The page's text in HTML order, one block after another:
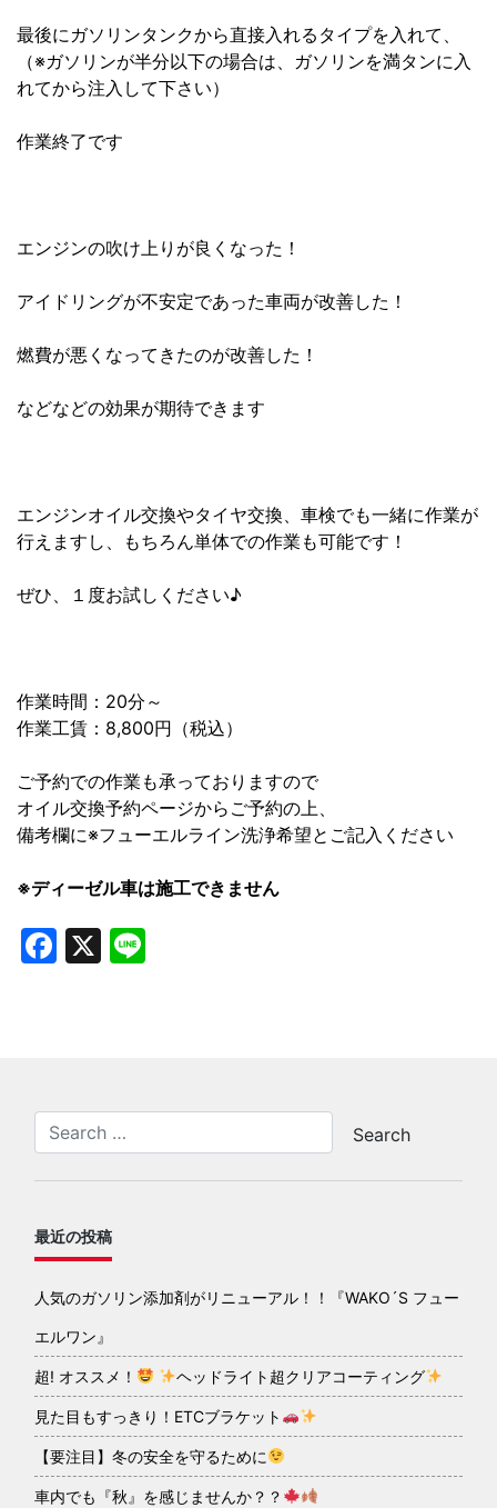
最後にガソリンタンクから直接入れるタイプを入れて、
（※ガソリンが半分以下の場合は、ガソリンを満タンに入
れてから注入して下さい）
作業終了です
エンジンの吹け上りが良くなった！
アイドリングが不安定であった車両が改善した！
燃費が悪くなってきたのが改善した！
などなどの効果が期待できます
エンジンオイル交換やタイヤ交換、車検でも一緒に作業が
行えますし、もちろん単体での作業も可能です！
ぜひ、１度お試しください♪
作業時間：20分～
作業工賃：8,800円（税込）
ご予約での作業も承っておりますので
オイル交換予約ページからご予約の上、
備考欄に※フューエルライン洗浄希望とご記入ください
※ディーゼル車は施工できません
Facebook
X
最近の投稿
人気のガソリン添加剤がリニューアル！！『WAKO´S フュー
エルワン』
超! オススメ！ ヘッドライト超クリアコーティング
見た目もすっきり！ETCブラケット
【要注目】冬の安全を守るために
車内でも『秋』を感じませんか？？